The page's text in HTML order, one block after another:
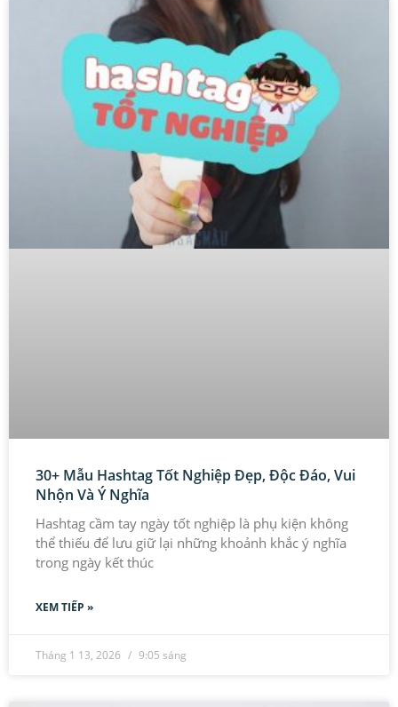
30+ Mẫu Hashtag Tốt Nghiệp Đẹp, Độc Đáo, Vui
Nhộn Và Ý Nghĩa
Hashtag cầm tay ngày tốt nghiệp là phụ kiện không
thể thiếu để lưu giữ lại những khoảnh khắc ý nghĩa
trong ngày kết thúc
XEM TIẾP »
Tháng 1 13, 2026 9:05 sáng